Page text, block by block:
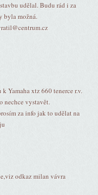
udělal. Budu rád i za
byla možná.
Yamaha xtz 660 tenerce r.v.
nechce vystavět.
za info jak to udělat na
odkaz milan vávra